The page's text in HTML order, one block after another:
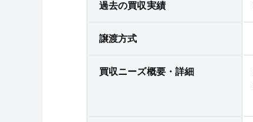
過去の買収実績
譲渡方式
買収ニーズ概要・詳細